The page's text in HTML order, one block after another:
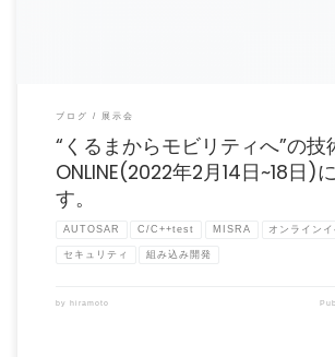
ブログ 展示会
“くるまからモビリティへ”の技
ONLINE(2022年2月14日~18日)
す。
AUTOSAR C/C++test MISRA オンラインイ
セキュリティ 組み込み開発
by hiramoto